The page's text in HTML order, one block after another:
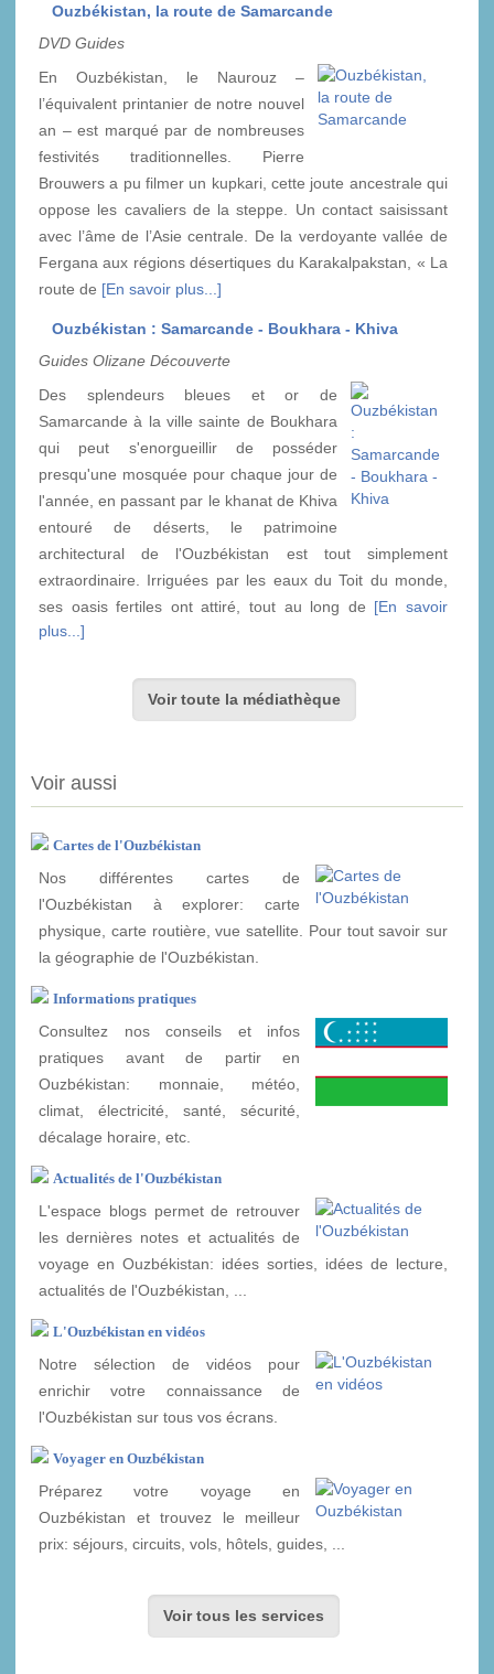
Ouzbékistan, la route de Samarcande
DVD Guides
En Ouzbékistan, le Naurouz –
l’équivalent printanier de notre nouvel
an – est marqué par de nombreuses
festivités traditionnelles. Pierre
Brouwers a pu filmer un kupkari, cette joute ancestrale qui
oppose les cavaliers de la steppe. Un contact saisissant
avec l’âme de l’Asie centrale. De la verdoyante vallée de
Fergana aux régions désertiques du Karakalpakstan, « La
route de [En savoir plus...]
Ouzbékistan : Samarcande - Boukhara - Khiva
Guides Olizane Découverte
Des splendeurs bleues et or de
Samarcande à la ville sainte de Boukhara
qui peut s'enorgueillir de posséder
presqu'une mosquée pour chaque jour de
l'année, en passant par le khanat de Khiva
entouré de déserts, le patrimoine
architectural de l'Ouzbékistan est tout simplement
extraordinaire. Irriguées par les eaux du Toit du monde,
ses oasis fertiles ont attiré, tout au long de [En savoir
plus...]
Voir toute la médiathèque
Voir aussi
Cartes de l'Ouzbékistan
Nos différentes cartes de
l'Ouzbékistan à explorer: carte
physique, carte routière, vue satellite. Pour tout savoir sur
la géographie de l'Ouzbékistan.
Informations pratiques
Consultez nos conseils et infos
pratiques avant de partir en
Ouzbékistan: monnaie, météo,
climat, électricité, santé, sécurité,
décalage horaire, etc.
Actualités de l'Ouzbékistan
L'espace blogs permet de retrouver
les dernières notes et actualités de
voyage en Ouzbékistan: idées sorties, idées de lecture,
actualités de l'Ouzbékistan, ...
L'Ouzbékistan en vidéos
Notre sélection de vidéos pour
enrichir votre connaissance de
l'Ouzbékistan sur tous vos écrans.
Voyager en Ouzbékistan
Préparez votre voyage en
Ouzbékistan et trouvez le meilleur
prix: séjours, circuits, vols, hôtels, guides, ...
Voir tous les services